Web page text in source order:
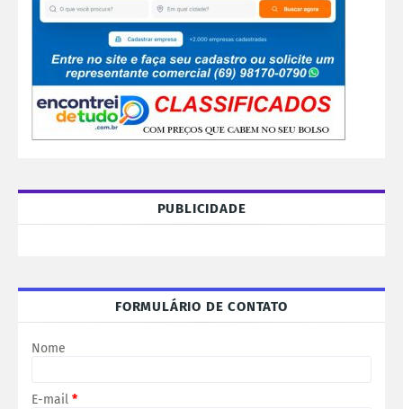
PUBLICIDADE
FORMULÁRIO DE CONTATO
Nome
E-mail *